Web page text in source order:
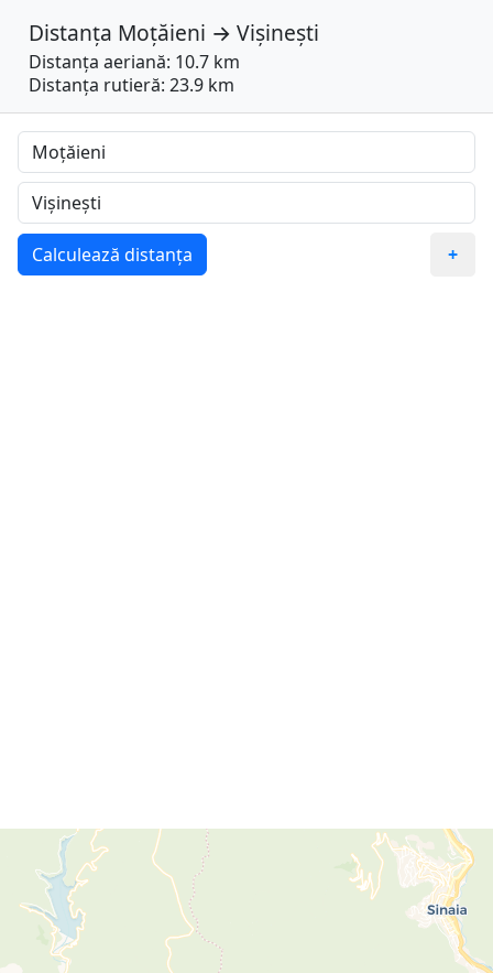
Distanța Moțăieni → Vișinești
Distanța aeriană: 10.7 km
Distanța rutieră: 23.9 km
Calculează distanța +